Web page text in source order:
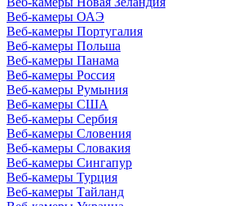
Веб-камеры ОАЭ
Веб-камеры Португалия
Веб-камеры Польша
Веб-камеры Панама
Веб-камеры Россия
Веб-камеры Румыния
Веб-камеры США
Веб-камеры Сербия
Веб-камеры Словения
Веб-камеры Словакия
Веб-камеры Сингапур
Веб-камеры Турция
Веб-камеры Тайланд